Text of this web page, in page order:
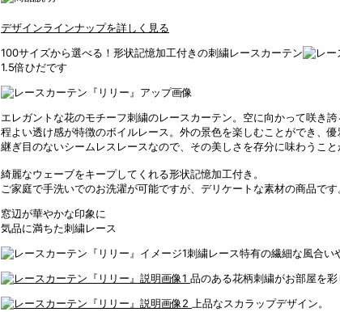
デザインラインナップを詳しく見る
100サイズから選べる！形状記憶加工付きの刺繍レースカーテン
1.5倍ひだです
エレガントな花のモチーフ刺繍のレースカーテン。空に向かって咲き
程よい透け感が特徴のボイルレース。外の景色を楽しむことができ、優
継ぎ目のないシームレスレースなので、その美しさを存分に味わうこ
綺麗なウェーブをキープしてくれる形状記憶加工付き。
ご家庭で手洗いでのお洗濯が可能ですが、デリケートな素材の商品で
窓辺が華やかな印象に
気品に満ちた刺繍レース
刺繍レース特有の繊細な風合い
品のある花柄刺繍がお部屋を彩
上品なスカラップデザイン。